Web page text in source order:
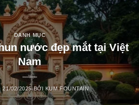
DANH MỤC
nước đẹp mắt tại Việt
Nam
21/02/2025 BỞI KUM FOUNTAIN